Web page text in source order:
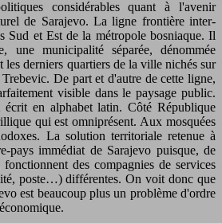
considérables quant à l'avenir
de Sarajevo. La ligne frontière inter-
Sud et Est de la métropole bosniaque. Il
une municipalité séparée, dénommée
les derniers quartiers de la ville nichés sur
De part et d'autre de cette ligne,
visible dans le paysage public.
écrit en alphabet latin. Côté République
qui est omniprésent. Aux mosquées
La solution territoriale retenue à
pays immédiat de Sarajevo puisque, de
des compagnies de services
poste…) différentes. On voit donc que
est beaucoup plus un problème d'ordre